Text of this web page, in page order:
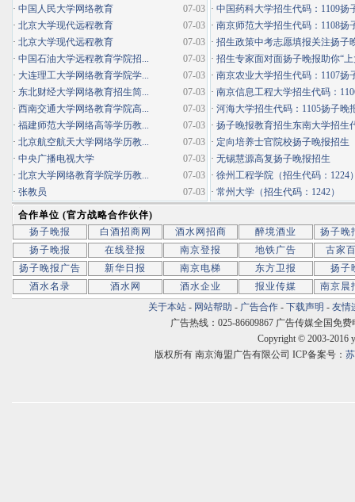
· 中国药科大学招生代码：1109扬
· 南京师范大学招生代码：1108扬
· 招生政策中考志愿填报关注扬子
· 招生专家面对面扬子晚报助你“上
· 南京农业大学招生代码：1107扬
· 南京信息工程大学招生代码：
· 河海大学招生代码：1105扬子晚
· 扬子晚报教育招生东南大学招生
· 定向培养士官院校扬子晚报招生
· 无锡慧源高复扬子晚报招生
· 徐州工程学院（招生代码：1224
· 常州大学（招生代码：1242）
07-03
· 中国人民大学网络教育
07-03
· 北京大学现代远程教育
07-03
· 北京大学现代远程教育
07-03
· 中国石油大学远程教育学院招...
07-03
· 大连理工大学网络教育学院学...
07-03
· 东北财经大学网络教育招生简...
07-03
· 西南交通大学网络教育学院高...
07-03
· 福建师范大学网络高等学历教...
07-03
· 北京航空航天大学网络学历教...
07-03
· 中央广播电视大学
07-03
· 北京大学网络教育学院学历教...
07-03
· 张教员
合作单位 (官方战略合作伙伴)
扬子晚报
白酒招商网 酒水网招商 醉境酒业
扬子晚
扬子晚报
在线登报 南京登报 地铁广告
古家
扬子晚报广告
新华日报 南京电梯 东方卫报
扬子
酒水名录
酒水网 酒水企业 报业传媒
南京晨
关于本站 - 网站帮助 - 广告合作 - 下载声明 - 友情
广告热线：025-86609867 广告传媒全国免费
Copyright © 2003-2016
版权所有 南京海盟广告有限公司 ICP备案号：